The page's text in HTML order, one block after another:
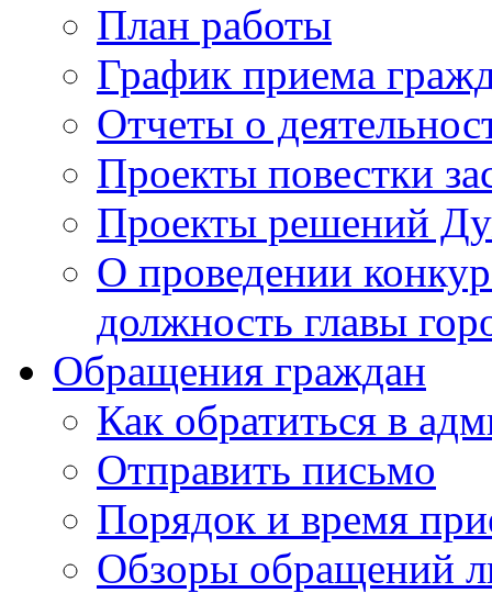
План работы
График приема
Отчеты о
Проекты повестки
Проекты решений
О проведении
должность главы
Обращения граждан
Как обратиться в
Отправить письмо
Порядок и время
Обзоры обращений